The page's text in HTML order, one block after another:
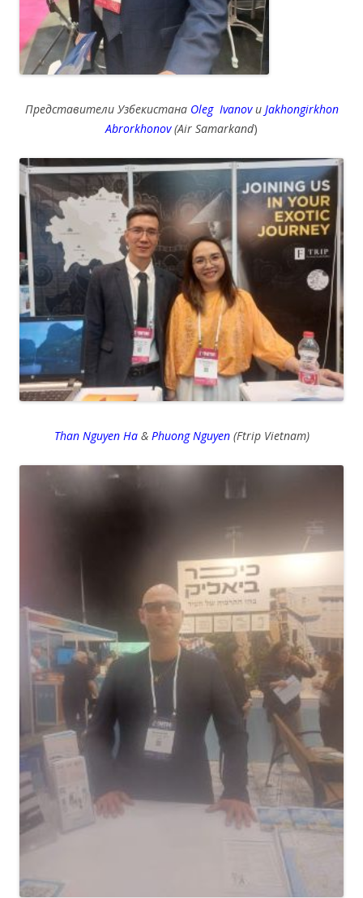
Представители Узбекистана Oleg Ivanovи Jakhongirkhon
Abrorkhonov(Air Samarkand)
Than Nguyen Ha& Phuong Nguyen(Ftrip Vietnam)